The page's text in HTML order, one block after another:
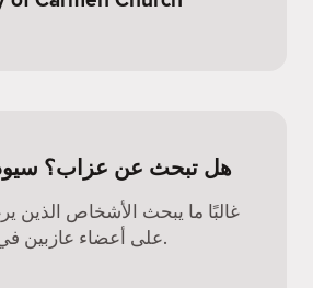
هل تبحث عن عزاب؟
غالبًا ما يبحث الأشخاص الذين
على أعضاء عازبين في هذه المدن أيضًا.